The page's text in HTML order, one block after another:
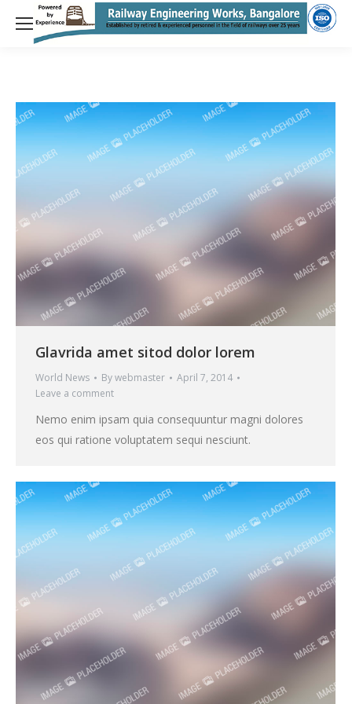
Glavrida amet sitod dolor lorem
World News Bywebmaster
April 7, 2014
Leave a comment
Nemo enim ipsam quia consequuntur magni dolores
eos qui ratione voluptatem sequi nesciunt.